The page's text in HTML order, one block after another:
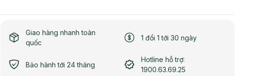
Giao hàng nhanh toàn
quốc
1 đổi 1 tới 30 ngày
Bảo hành tới 24 tháng
Hotline hỗ trợ:
1900.63.69.25